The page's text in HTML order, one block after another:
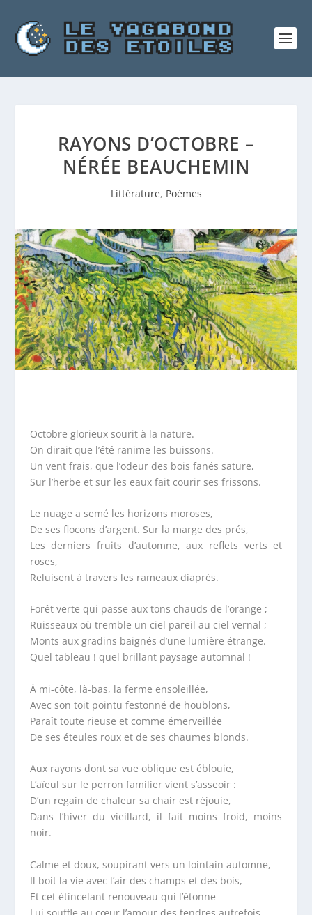
RAYONS D’OCTOBRE –
NÉRÉE BEAUCHEMIN
Littérature, Poèmes
Octobre glorieux sourit à la nature.
On dirait que l’été ranime les buissons.
Un vent frais, que l’odeur des bois fanés sature,
Sur l’herbe et sur les eaux fait courir ses frissons.
Le nuage a semé les horizons moroses,
De ses flocons d’argent. Sur la marge des prés,
Les derniers fruits d’automne, aux reflets verts et
roses,
Reluisent à travers les rameaux diaprés.
Forêt verte qui passe aux tons chauds de l’orange ;
Ruisseaux où tremble un ciel pareil au ciel vernal ;
Monts aux gradins baignés d’une lumière étrange.
Quel tableau ! quel brillant paysage automnal !
À mi-côte, là-bas, la ferme ensoleillée,
Avec son toit pointu festonné de houblons,
Paraît toute rieuse et comme émerveillée
De ses éteules roux et de ses chaumes blonds.
Aux rayons dont sa vue oblique est éblouie,
L’aïeul sur le perron familier vient s’asseoir :
D’un regain de chaleur sa chair est réjouie,
Dans l’hiver du vieillard, il fait moins froid, moins
noir.
Calme et doux, soupirant vers un lointain automne,
Il boit la vie avec l’air des champs et des bois,
Et cet étincelant renouveau qui l’étonne
Lui souffle au cœur l’amour des tendres autrefois.